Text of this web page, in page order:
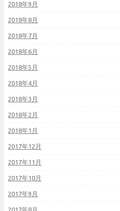
2018年9月
2018年8月
2018年7月
2018年6月
2018年5月
2018年4月
2018年3月
2018年2月
2018年1月
2017年12月
2017年11月
2017年10月
2017年9月
2017年8月